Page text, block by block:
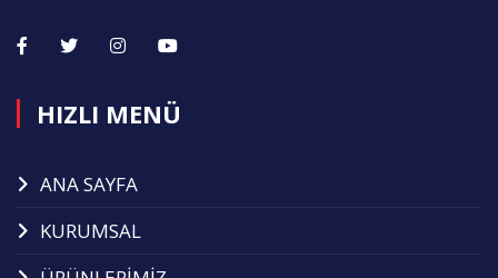
HIZLI MENÜ
ANA SAYFA
KURUMSAL